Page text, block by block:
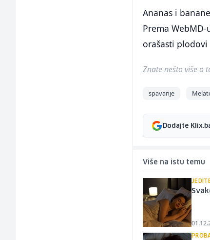
Ananas i
Prema
orašasti
Znate nešto više o
spavanje
Dodajte
Više na istu temu